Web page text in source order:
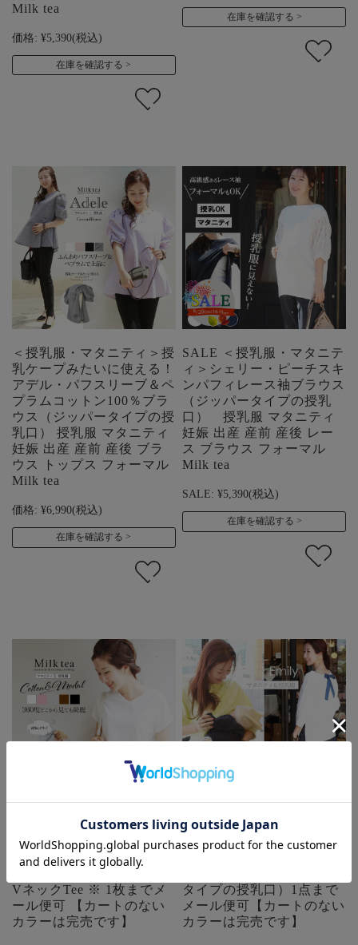
Milk tea
価格: ¥5,390(税込)
在庫を確認する
在庫を確認する
＜授乳服・マタニティ＞授
乳ケープみたいに使える！
アデル・パフスリーブ＆ペ
プラムコットン100％ブラ
ウス（ジッパータイプの授
乳口） 授乳服 マタニティ
妊娠 出産 産前 産後 ブラ
ウス トップス フォーマル
Milk tea
価格: ¥6,990(税込)
在庫を確認する
SALE ＜授乳服・マタニテ
ィ＞シェリー・ピーチスキ
ンパフィレース袖ブラウス
（ジッパータイプの授乳
口） 授乳服 マタニティ
妊娠 出産 産前 産後 レー
ス ブラウス フォーマル
Milk tea
SALE: ¥5,390(税込)
在庫を確認する
【SALE30％OFF】【13時
までのご注文で即日発送対
象】 ＜授乳服・マタニテ
ィ＞コットン＆モダール・
VネックTee ※ 1枚までメ
ール便可 【カートのない
カラーは完売です】
【SALE50％OFF】 ＜授乳
服・マタニティ＞エミリ
タイプの授乳口）1点まで
メール便可【カートのない
カラーは完売です】